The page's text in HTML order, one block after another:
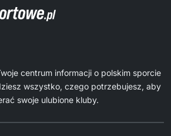
centrum informacji o polskim sporcie
wszystko, czego potrzebujesz, aby
swoje ulubione kluby.